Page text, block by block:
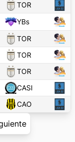
TOR
YBs
TOR
TOR
TOR
CASI
CAO